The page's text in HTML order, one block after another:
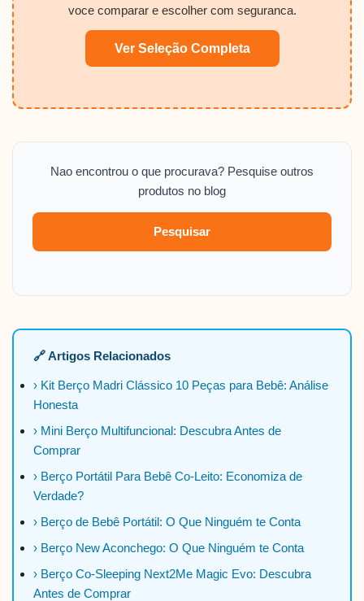
voce comparar e escolher com seguranca.
Ver Seleção Completa
Nao encontrou o que procurava? Pesquise outros
produtos no blog
Pesquisar
🔗 Artigos Relacionados
› Kit Berço Madri Clássico 10 Peças para Bebê: Análise
Honesta
› Mini Berço Multifuncional: Descubra Antes de
Comprar
› Berço Portátil Para Bebê Co-Leito: Economiza de
Verdade?
› Berço de Bebê Portátil: O Que Ninguém te Conta
› Berço New Aconchego: O Que Ninguém te Conta
› Berço Co-Sleeping Next2Me Magic Evo: Descubra
Antes de Comprar